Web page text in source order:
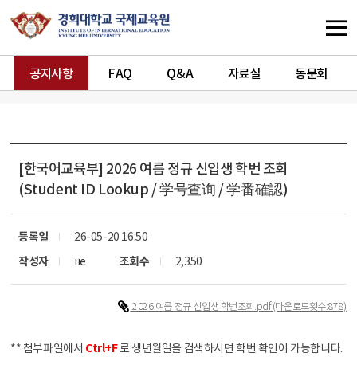
공지사항 FAQ Q&A 자료실 동문회
[한국어교육부] 2026 여름 정규 신입생 학번 조회
(Student ID Lookup / 学号查询 / 学番確認)
등록일
26-05-20 16:50
작성자
iie 조회수 2,350
2026 여름 정규 신입생 학번조회.pdf(다운로드횟수:878)
** 첨부파일에서 Ctrl+F로 생년월일을 검색하시면 학번 확인이 가능합니다.